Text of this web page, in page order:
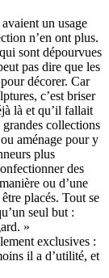
un usage
n’en ont plus.
sont dépourvues
pas dire que les
décorer. Car
c’est briser
là et qu’il fallait
grandes collections
aménage pour y
plus
des
ou d’une
placés. Tout se
seul but :
»
exclusives :
il a d’utilité, et